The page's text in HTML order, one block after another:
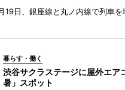
19日、銀座線と丸ノ内線で列車
暮らす・働く
渋谷サクラステージに屋外エア
暑」スポット